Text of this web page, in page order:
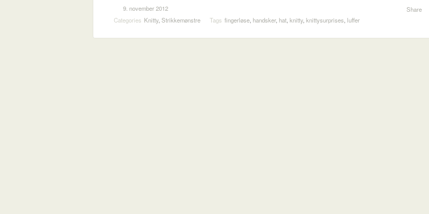
Share
9. november 2012
Categories Knitty, Strikkemønstre Tags fingerløse, handsker, hat, knitty, knittysurprises, luffer